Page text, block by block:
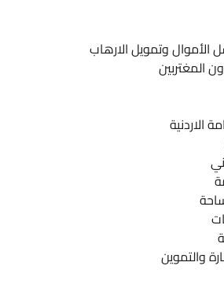
وتمويل الارهاب
المغتربين
الاردنية
والتموين